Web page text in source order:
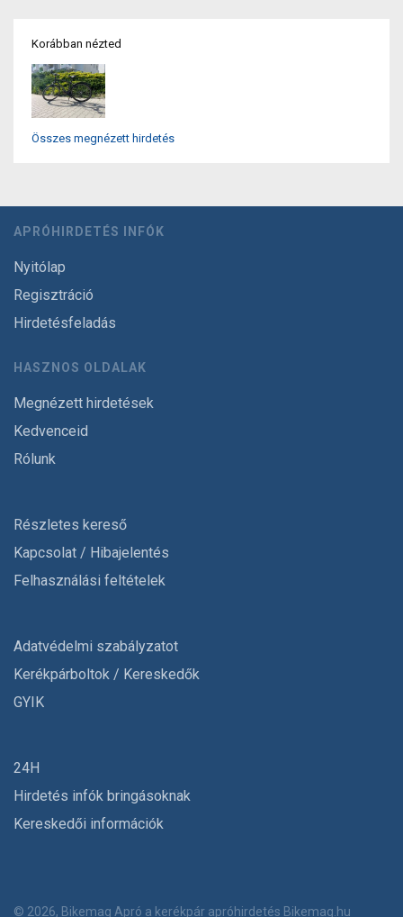
Korábban nézted
Összes megnézett hirdetés
APRÓHIRDETÉS INFÓK
Nyitólap
Regisztráció
Hirdetésfeladás
HASZNOS OLDALAK
Megnézett hirdetések
Kedvenceid
Rólunk
Részletes kereső
Kapcsolat / Hibajelentés
Felhasználási feltételek
Adatvédelmi szabályzatot
Kerékpárboltok / Kereskedők
GYIK
24H
Hirdetés infók bringásoknak
Kereskedői információk
© 2026, Bikemag Apró a kerékpár apróhirdetés Bikemag.hu